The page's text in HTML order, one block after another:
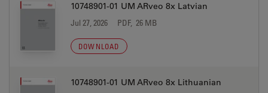
10748901-01 UM ARveo 8x Latvian
Jul 27, 2026 PDF, 26 MB
DOWNLOAD
10748901-01 UM ARveo 8x Lithuanian